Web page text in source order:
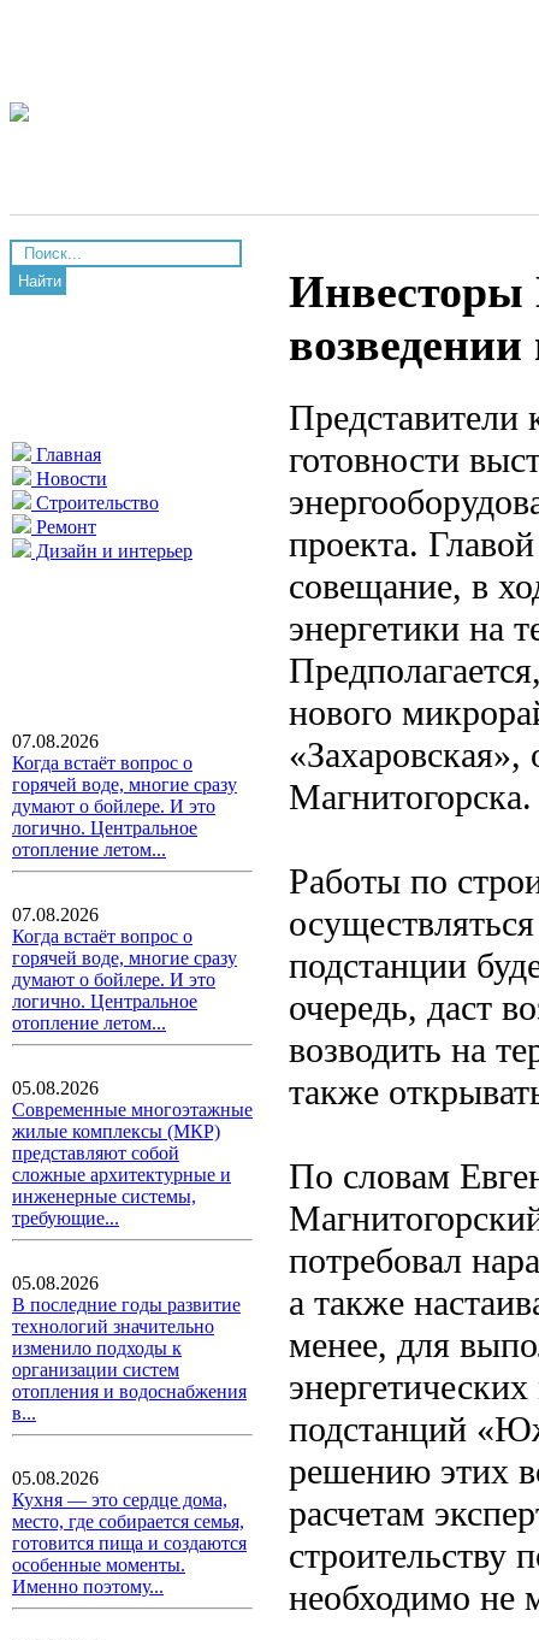
Найти
Главная
Новости
Строительство
Ремонт
Дизайн и интерьер
07.08.2026
Когда встаёт вопрос о
горячей воде, многие сразу
думают о бойлере. И это
логично. Центральное
отопление летом...
07.08.2026
Когда встаёт вопрос о
горячей воде, многие сразу
думают о бойлере. И это
логично. Центральное
отопление летом...
05.08.2026
Современные многоэтажные
жилые комплексы (МКР)
представляют собой
сложные архитектурные и
инженерные системы,
требующие...
05.08.2026
В последние годы развитие
технологий значительно
изменило подходы к
организации систем
отопления и водоснабжения
в...
05.08.2026
Кухня — это сердце дома,
место, где собирается семья,
готовится пища и создаются
особенные моменты.
Именно поэтому...
Инвесторы
готовности
проекта.
совещание, в
энергетики на
нового
Магнитогорска.
Работы по
подстанции
очередь, даст
возводить на
также
По словам
потребовал
а также
менее, для
подстанций
решению этих
расчетам
строительству
необходимо не